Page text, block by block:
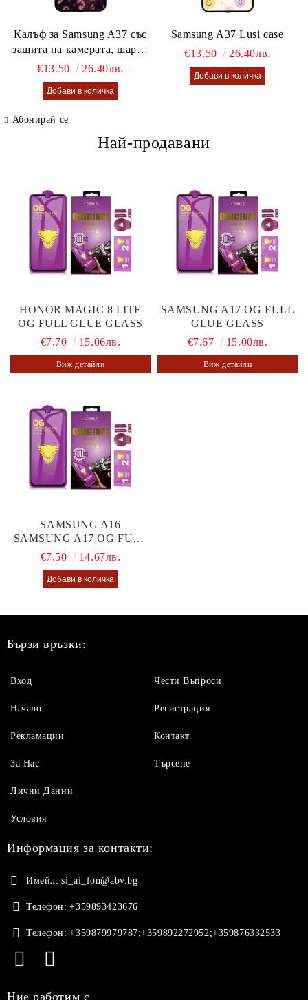
Калъф за Samsung A37 със
защита на камерата, шарен
калъф Lusi case
€13.50 26.40лв.
Samsung A37 Lusi case
€13.50
26.40лв.
Абонирай се
Най-продавани
HONOR MAGIC 8 LITE
OG FULL GLUE GLASS
€7.70
15.06лв.
Виж детайли
SAMSUNG A17 OG FULL
GLUE GLASS
€7.67
15.00лв.
Виж детайли
SAMSUNG A16
SAMSUNG A17 OG FULL
GLUE GLASS
€7.50 14.67лв.
Бързи връзки:
Вход
Начало
Рекламации
За Нас
Чести Въпроси
Регистрация
Контакт
Търсене
Лични Данни
Условия
Информация за контакти:
Имейл: si_ai_fon@abv.bg
Телефон: +359893423676
Телефон: +359879979787;+359892272952;+359876332533
Ние работим с